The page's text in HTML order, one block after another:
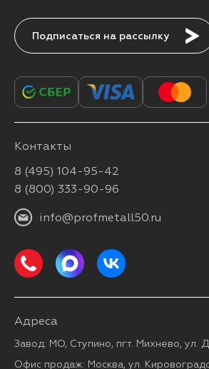
Контакты
8 (495) 104-95-42
8 (800) 333-90-96
info@profmetall50.ru
Адреса
Завод: МО, Ступино, пгт. Михнево, ул.
Офис продаж: Москва, ул.